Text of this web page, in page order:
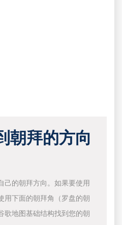
朝拜的方向
己的朝拜方向。如果要使用
用下面的朝拜角（罗盘的朝
歌地图基础结构找到您的朝